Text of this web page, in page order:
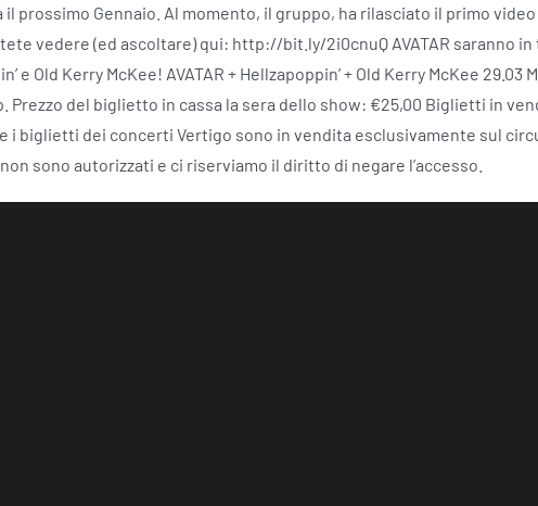
il prossimo Gennaio. Al momento, il gruppo, ha rilasciato il primo
vedere (ed ascoltare) qui: http://bit.ly/2i0cnuQ AVATAR saranno
e Old Kerry McKee! AVATAR + Hellzapoppin’ + Old Kerry McKee 29.03
del biglietto in cassa la sera dello show: €25,00 Biglietti in
i biglietti dei concerti Vertigo sono in vendita esclusivamente sul
sono autorizzati e ci riserviamo il diritto di negare l’accesso.